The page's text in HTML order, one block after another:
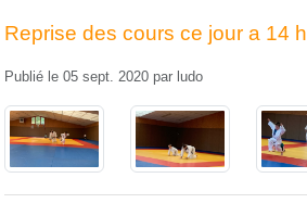
Reprise des cours ce jour a 14 h
Publié le 05 sept. 2020 par ludo